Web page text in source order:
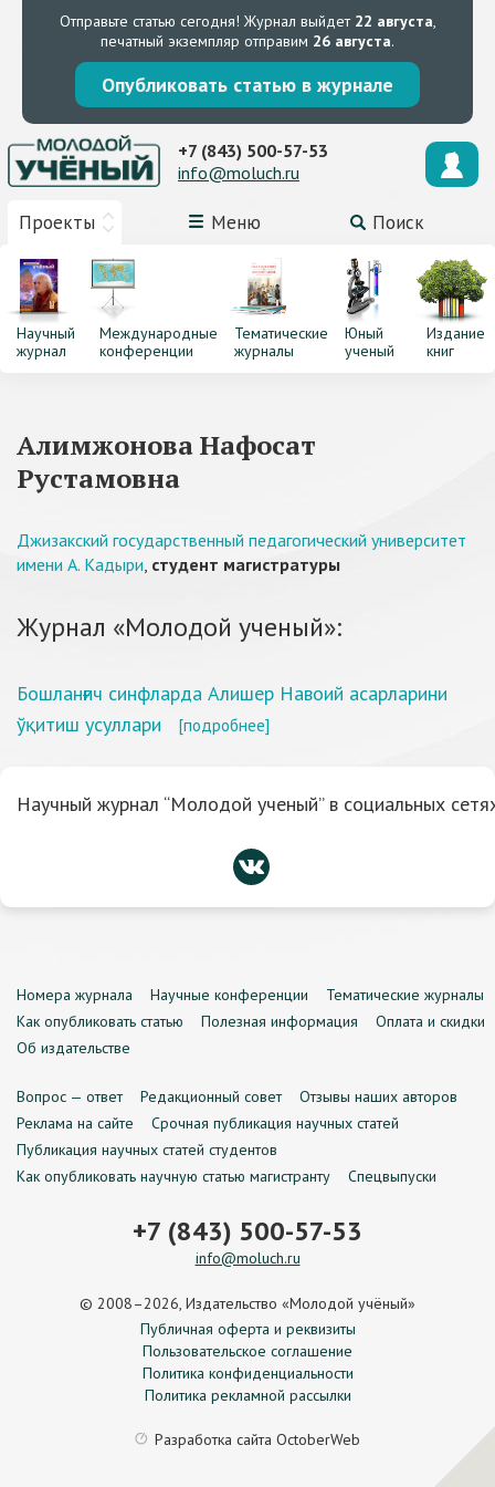
Отправьте статью сегодня! Журнал выйдет 22 августа,
печатный экземпляр отправим 26 августа.
Опубликовать статью в журнале
Проекты Меню Поиск
+7 (843) 500-57-53
info@moluch.ru
Научный
журнал
Международные
конференции
Тематические
журналы
Юный
ученый
Издание
книг
Алимжонова Нафосат
Рустамовна
Джизакский государственный педагогический университет
имени А. Кадыри, студент магистратуры
Журнал «Молодой ученый»:
Бошланғич синфларда Алишер Навоий асарларини
ўқитиш усуллари
[подробнее]
Научный журнал “Молодой ученый” в социальных
Номера журнала Научные конференции
Тематические журналы
Как опубликовать статью
Полезная информация
Оплата и скидки
Об издательстве
Вопрос — ответ Редакционный совет
Отзывы наших авторов
Реклама на сайте
Срочная публикация научных статей
Публикация научных статей студентов
Как опубликовать научную статью магистранту
Спецвыпуски
+7 (843) 500-57-53
info@moluch.ru
© 2008–2026, Издательство «Молодой учёный»
Публичная оферта и реквизиты
Пользовательское соглашение
Политика конфиденциальности
Политика рекламной рассылки
Разработка сайта OctoberWeb